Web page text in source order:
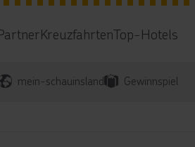
KreuzfahrtenTop-Hotels
mein-schauinsland Gewinnspiel